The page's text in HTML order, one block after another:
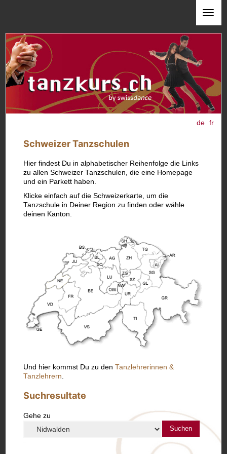
de fr
Schweizer Tanzschulen
Hier findest Du in alphabetischer Reihenfolge die Links
zu allen Schweizer Tanzschulen, die eine Homepage
und ein Parkett haben.
Klicke einfach auf die Schweizerkarte, um die
Tanzschule in Deiner Region zu finden oder wähle
deinen Kanton.
Und hier kommst Du zu denTanzlehrerinnen &
Tanzlehrern
Suchresultate
Gehe zu